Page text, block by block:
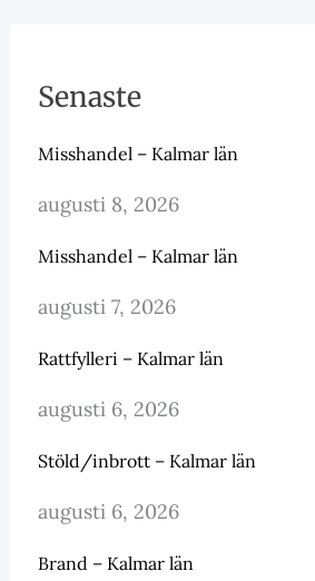
Senaste
Misshandel – Kalmar län
augusti 8, 2026
Misshandel – Kalmar län
augusti 7, 2026
Rattfylleri – Kalmar län
augusti 6, 2026
Stöld/inbrott – Kalmar län
augusti 6, 2026
Brand – Kalmar län